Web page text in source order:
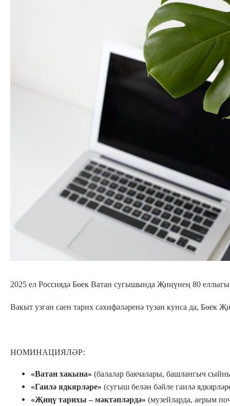
2025 ел Россиядә Бөек Ватан сугышында Җиңүнең 80
Вакыт узган саен тарих сәхифәләренә тузан кунса да, Бөек
НОМИНАЦИЯЛӘР:
«Ватан хакына» (балалар бакчалары, башлангыч
«Гаилә ядкярләре» (сугыш белән бәйле гаилә
«Җиңү тарихы – мәктәпләрдә» (музейларда, аерым